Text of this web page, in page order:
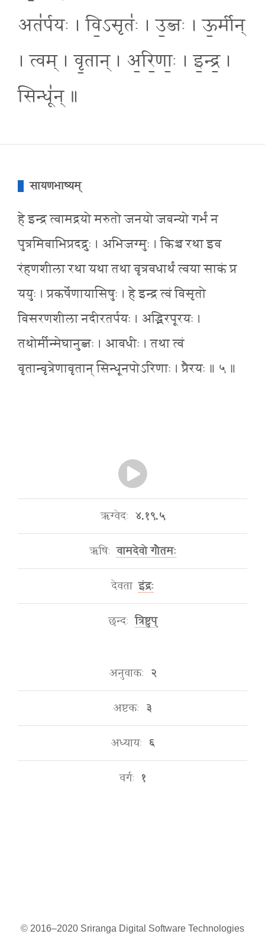
अत॑र्पयः । वि॒ऽसृतः॑ । उ॒ब्जः । ऊ॒र्मीन्
। त्वम् । वृ॒तान् । अ॒रि॒णाः॒ । इ॒न्द्र॒ ।
सिन्धू॑न् ॥
सायणभाष्यम्
हे इन्द्र त्वामद्रयो मरुतो जनयो जवन्यो गर्भं न
पुत्रमिवाभिप्रदद्रुः । अभिजग्मुः । किञ्च रथा इव
रंहणशीला रथा यथा तथा वृत्रवधार्थं त्वया साकं प्र
ययुः । प्रकर्षेणायासिषुः । हे इन्द्र त्वं विसृतो
विसरणशीला नदीरतर्पयः । अद्भिरपूरयः ।
तथोर्मीन्मेघानुब्जः । आवधीः । तथा त्वं
वृतान्वृत्रेणावृतान् सिन्धूनपोऽरिणाः । प्रैरयः ॥ ५ ॥
ऋग्वेदः ४.१९.५
ऋषिः वामदेवो गौतमः
देवता इंद्रः
छन्दः त्रिष्टुप्
अनुवाकः २
अष्टकः ३
अध्यायः ६
वर्गः १
© 2016–2020 Sriranga Digital Software Technologies